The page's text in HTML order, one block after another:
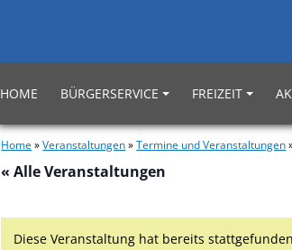
HOME BÜRGERSERVICE FREIZEIT
Home»Veranstaltungen»Termine und Veranstaltungen
« Alle Veranstaltungen
Diese Veranstaltung hat bereits